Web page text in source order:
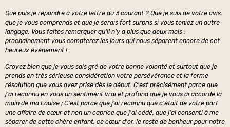
Que puis je répondre à votre lettre du 3 courant ? Que je suis de votre avis,
que je vous comprends et que je serais fort surpris si vous teniez un autre
langage, Vous faites remarquer qu'il n'y a plus que deux mois ;
prochainement vous compterez les jours qui nous séparent encore de cet
heureux événement !
Croyez bien que je vous sais gré de votre bonne volonté et surtout que je
prends en très sérieuse considération votre persévérance et la ferme
résolution que vous avez prise dès le début. C'est précisément parce que
j'ai reconnu en vous un sentiment vrai et profond que je vous ai accordé la
main de ma Louise ; C'est parce que j'ai reconnu que c'était de votre part
une affaire de cœur et non un caprice que j'ai cédé, que j'ai consenti à me
séparer de cette chère enfant, ce cœur d'or, le reste de bonheur pour notre